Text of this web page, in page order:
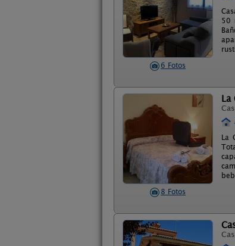
6 Fotos
50
8 Fotos
La
La